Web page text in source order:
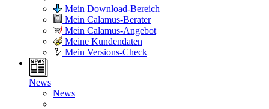
Mein Download-Bereich
Mein Calamus-Berater
Mein Calamus-Angebot
Meine Kundendaten
Mein Versions-Check
News
News